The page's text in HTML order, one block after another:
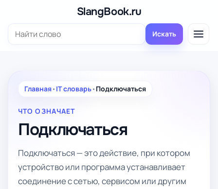
содержимому
SlangBook.ru
Поиск: Искать
Главная• IT словарь• Подключаться
ЧТО ОЗНАЧАЕТ
Подключаться
Подключаться — это действие, при котором
устройство или программа устанавливает
соединение с сетью, сервисом или другим